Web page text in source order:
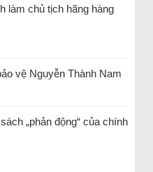
làm chủ tịch hãng hàng
vệ Nguyễn Thành Nam
„phản động“ của chính